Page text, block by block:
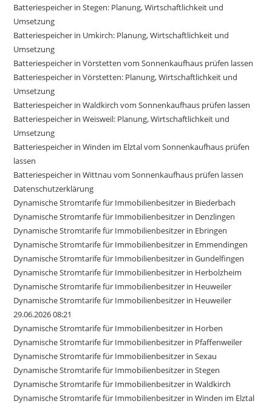
Batteriespeicher in Stegen: Planung, Wirtschaftlichkeit und
Umsetzung
Batteriespeicher in Umkirch: Planung, Wirtschaftlichkeit und
Umsetzung
Batteriespeicher in Vörstetten vom Sonnenkaufhaus prüfen lassen
Batteriespeicher in Vörstetten: Planung, Wirtschaftlichkeit und
Umsetzung
Batteriespeicher in Waldkirch vom Sonnenkaufhaus prüfen lassen
Batteriespeicher in Weisweil: Planung, Wirtschaftlichkeit und
Umsetzung
Batteriespeicher in Winden im Elztal vom Sonnenkaufhaus prüfen
lassen
Batteriespeicher in Wittnau vom Sonnenkaufhaus prüfen lassen
Datenschutzerklärung
Dynamische Stromtarife für Immobilienbesitzer in Biederbach
Dynamische Stromtarife für Immobilienbesitzer in Denzlingen
Dynamische Stromtarife für Immobilienbesitzer in Ebringen
Dynamische Stromtarife für Immobilienbesitzer in Emmendingen
Dynamische Stromtarife für Immobilienbesitzer in Gundelfingen
Dynamische Stromtarife für Immobilienbesitzer in Herbolzheim
Dynamische Stromtarife für Immobilienbesitzer in Heuweiler
Dynamische Stromtarife für Immobilienbesitzer in Heuweiler
29.06.2026 08:21
Dynamische Stromtarife für Immobilienbesitzer in Horben
Dynamische Stromtarife für Immobilienbesitzer in Pfaffenweiler
Dynamische Stromtarife für Immobilienbesitzer in Sexau
Dynamische Stromtarife für Immobilienbesitzer in Stegen
Dynamische Stromtarife für Immobilienbesitzer in Waldkirch
Dynamische Stromtarife für Immobilienbesitzer in Winden im Elztal